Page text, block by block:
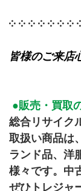
༶ ༶ ༶ ༶ ༶ ༶ ༶
皆様のご来店
●販売・買取
総合リサイク
取扱い商品は
ランド品、洋
様々です。中
ぜひトレジャ